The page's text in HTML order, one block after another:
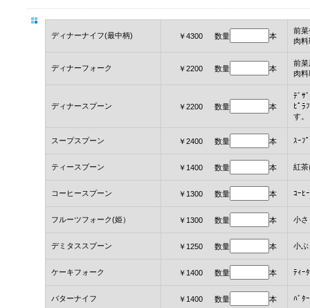
ディナーナイフ(最中柄) ￥4300 数量 本
前菜
肉料
ディナーフォーク ￥2200 数量 本
前菜
肉料
ディナースプーン ￥2200 数量 本
ﾃﾞｻ
ﾋﾟﾗ
す。
スープスプーン ￥2400 数量 本 ｽｰﾌ
ティースプーン ￥1400 数量 本 紅茶
コーヒースプーン ￥1300 数量 本 ｺｰﾋ
フルーツフォーク(姫） ￥1300 数量 本 小さ
デミタススプーン ￥1250 数量 本 小ぶ
ケーキフォーク ￥1400 数量 本 ﾃｨｰ
バターナイフ ￥1400 数量 本 ﾊﾞﾀ